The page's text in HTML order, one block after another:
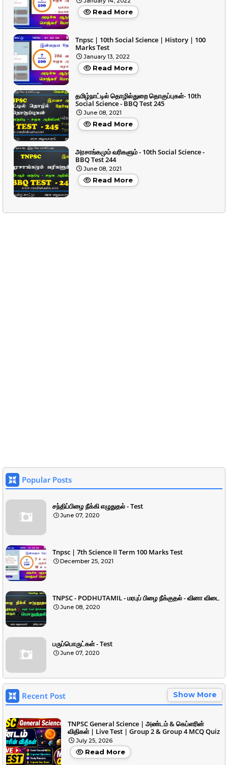
Read More
Tnpsc | 10th Social Science | History | 100
Marks Test
January 13, 2022
Read More
தமிழ்நாட்டில் தொழில்துறை தொகுப்புகள்- 10th
Social Science - BBQ Test 245
June 08, 2021
Read More
அரசாங்கமும் வரிகளும் - 10th Social Science -
BBQ Test 244
June 08, 2021
Read More
Popular Posts
சந்திப்பிழை நீக்கி எழுதுதல் - Test
June 07, 2020
Tnpsc | 7th Science II Term 100 Marks Test
December 25, 2021
TNPSC - PODHUTAMIL - மரபுப் பிழை நீக்குதல் - வினா விடை
June 08, 2020
பருப்பொருட்கள் - Test
June 07, 2020
Recent Post Show More
TNPSC General Science | அண்டம் & கெப்ளரின்
விதிகள் | Live Test | Group 2 & Group 4 MCQ Quiz
July 25, 2026
Read More